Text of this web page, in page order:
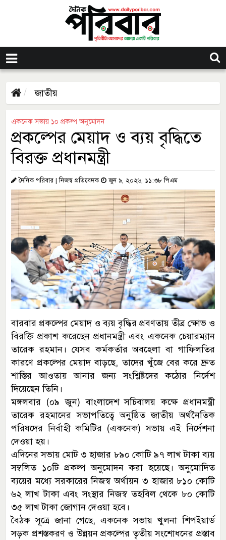
জাতীয়
একনেক সভায় ১০ প্রকল্প অনুমোদন
প্রকল্পের মেয়াদ ও ব্যয় বৃদ্ধিতে
বিরক্ত প্রধানমন্ত্রী
দৈনিক পরিবার | নিজস্ব প্রতিবেদক জুন ৯, ২০২৬, ১১:৩৮ পিএম
বারবার প্রকল্পের মেয়াদ ও ব্যয় বৃদ্ধির প্রবণতায় তীব্র ক্ষোভ ও
বিরক্তি প্রকাশ করেছেন প্রধানমন্ত্রী এবং একনেক চেয়ারম্যান
তারেক রহমান। যেসব কর্মকর্তার অবহেলা বা গাফিলতির
কারণে প্রকল্পের মেয়াদ বাড়ছে, তাদের খুঁজে বের করে দ্রুত
শাস্তির আওতায় আনার জন্য সংশ্লিষ্টদের কঠোর নির্দেশ
দিয়েছেন তিনি।
মঙ্গলবার (০৯ জুন) বাংলাদেশ সচিবালয় কক্ষে প্রধানমন্ত্রী
তারেক রহমানের সভাপতিত্বে অনুষ্ঠিত জাতীয় অর্থনৈতিক
পরিষদের নির্বাহী কমিটির (একনেক) সভায় এই নির্দেশনা
দেওয়া হয়।
এদিনের সভায় মোট ৩ হাজার ৮৯০ কোটি ৯৭ লাখ টাকা ব্যয়
সম্বলিত ১০টি প্রকল্প অনুমোদন করা হয়েছে। অনুমোদিত
ব্যয়ের মধ্যে সরকারের নিজস্ব অর্থায়ন ৩ হাজার ৮১০ কোটি
৬২ লাখ টাকা এবং সংস্থার নিজস্ব তহবিল থেকে ৮০ কোটি
৩৫ লাখ টাকা জোগান দেওয়া হবে।
বৈঠক সূত্রে জানা গেছে, একনেক সভায় খুলনা শিপইয়ার্ড
সড়ক প্রশস্তকরণ ও উন্নয়ন প্রকল্পের তৃতীয় সংশোধনের প্রস্তাব